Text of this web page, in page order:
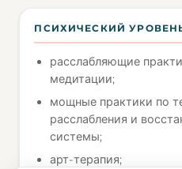
ПСИХИЧЕСКИЙ
расслабляющие
медитации;
мощные практики по
расслабления и
системы;
арт-терапия;